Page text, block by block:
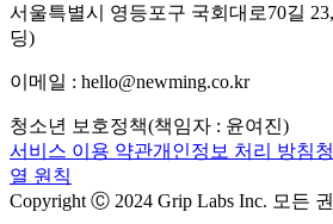
서울특별시 영등포구 국회대로70길
딩)
이메일 : hello@newming.co.kr
청소년 보호정책(책임자 : 윤여진)
서비스 이용 약관개인정보 처리 방침
열 원칙
Copyright Ⓒ 2024 Grip Labs Inc. 모든